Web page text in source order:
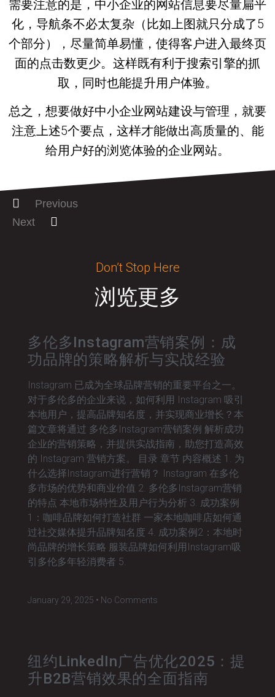
需要注意的是，中小企业的网站信息要尽量扁平
化，导航条不必太复杂（比如上图就只分成了5
个部分），尽量简单易懂，使得客户进入最终页
面的点击数更少。这样既有利于搜索引擎的抓
取，同时也能提升用户体验。
总之，想要做好中小企业网站建设与管理，就要
注意上述5个要点，这样才能做出高质量的、能
给用户好的浏览体验的企业网站。
Previous
Next
Don’t Stop Here
浏览更多
多伦多Instagram营销案例：成
功品牌的策略解析与实战经验
Instagram 已成为全球品牌营销的重要平台之一。
对于多伦多的企业来说，如何利用 Instagram 吸引
本地用户，提高品牌知名度，并实现商业增长？本
篇文章将通过 多伦多Instagram营销案例 解析成功
企业的营销策略，并提供实战指南，助您打造高效
的 Instagram 营销方案。 目录 章节 内容概述 1. 为
什么选择Instagram进行营销？ Instagram 在多伦
多市场的优势和商业价值 2. 多伦多Instagram营销
的特点 本地市场特性及用户行为分析 3. 成功案例
1：咖啡品牌如何打造社群 一家本地咖啡店如何通
过社交媒体提升品牌知名度 4. 成功案例2：本地时
尚品牌的增长策略 服装品牌如何利用Instagram吸
引多伦多年轻消费者 5.
January 29, 2025 No Comments
纽约LinkedIn广告优化2025：提
升B2B营销效果的全面指南